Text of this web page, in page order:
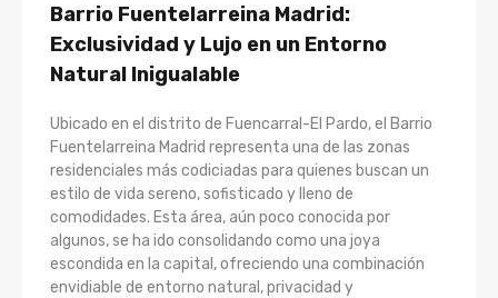
Barrio Fuentelarreina Madrid:
Exclusividad y Lujo en un Entorno
Natural Inigualable
Ubicado en el distrito de Fuencarral-El Pardo, el Barrio
Fuentelarreina Madrid representa una de las zonas
residenciales más codiciadas para quienes buscan un
estilo de vida sereno, sofisticado y lleno de
comodidades. Esta área, aún poco conocida por
algunos, se ha ido consolidando como una joya
escondida en la capital, ofreciendo una combinación
envidiable de entorno natural, privacidad y